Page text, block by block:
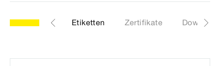
Artikel Etiketten Zertifikate